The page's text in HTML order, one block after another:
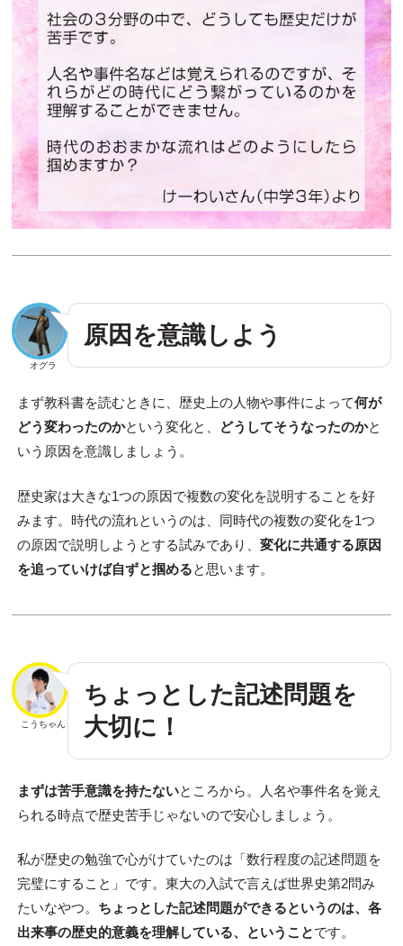
オグラ
原因を意識しよう
まず教科書を読むときに、歴史上の人物や事件によって何が
どう変わったのかという変化と、 どうしてそうなったのかと
いう原因を意識しましょう。
歴史家は大きな1つの原因で複数の変化を説明することを好
みます。時代の流れというのは、同時代の複数の変化を1つ
の原因で説明しようとする試みであり、 変化に共通する原因
を追っていけば自ずと掴めると思います。
こうちゃん
ちょっとした記述問題を
大切に！
まずは苦手意識を持たないところから。人名や事件名を覚え
られる時点で歴史苦手じゃないので安心しましょう。
私が歴史の勉強で心がけていたのは「数行程度の記述問題を
完璧にすること」です。東大の入試で言えば世界史第2問み
たいなやつ。 ちょっとした記述問題ができるというのは、各
出来事の歴史的意義を理解している、ということです。